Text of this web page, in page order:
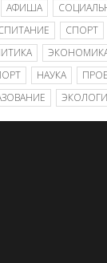
АФИША
СПОРТ
НАУКА